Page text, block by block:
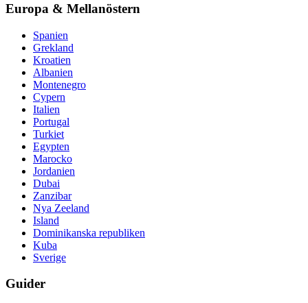
Europa & Mellanöstern
Spanien
Grekland
Kroatien
Albanien
Montenegro
Cypern
Italien
Portugal
Turkiet
Egypten
Marocko
Jordanien
Dubai
Zanzibar
Nya Zeeland
Island
Dominikanska republiken
Kuba
Sverige
Guider